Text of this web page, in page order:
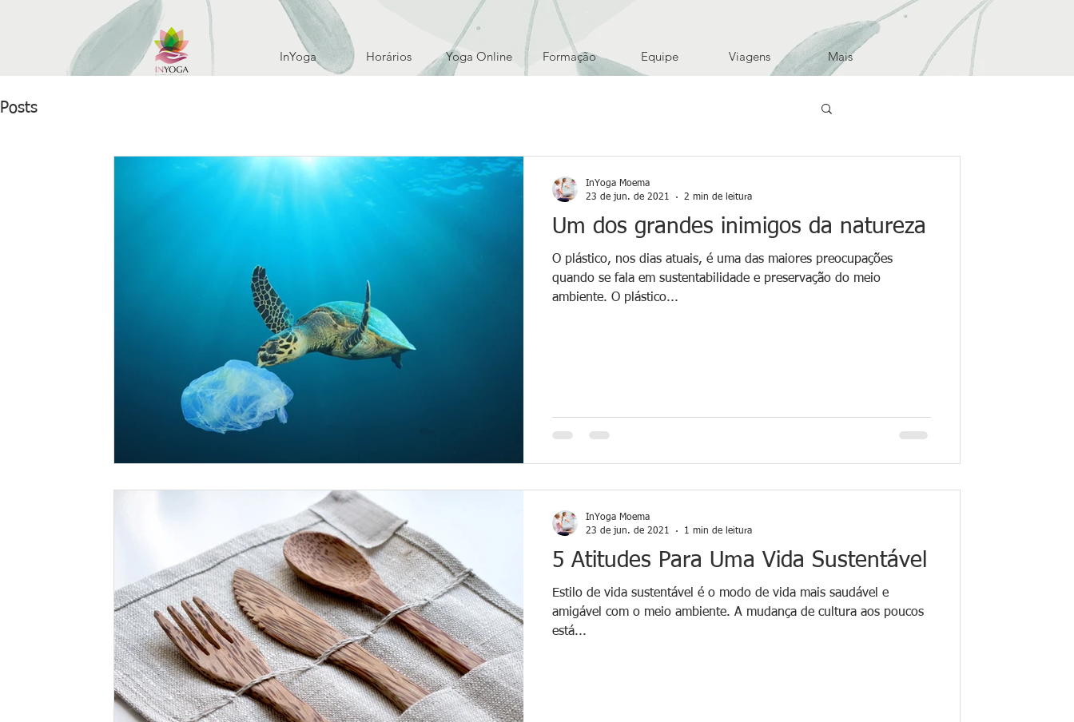
Posts
Um dos grandes inimigos da natureza
O plástico, nos dias atuais, é uma das maiores preocupações
quando se fala em sustentabilidade e preservação do meio
ambiente. O plástico...
InYoga Moema
23 de jun. de 2021
2 min de leitura
5 Atitudes Para Uma Vida Sustentável
Estilo de vida sustentável é o modo de vida mais saudável e
amigável com o meio ambiente. A mudança de cultura aos poucos
está...
InYoga Moema
23 de jun. de 2021
1 min de leitura
InYoga Horários Yoga Online Formação Equipe Viagens Mais